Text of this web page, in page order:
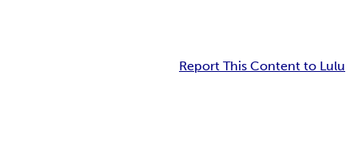
Report This Content to Lulu